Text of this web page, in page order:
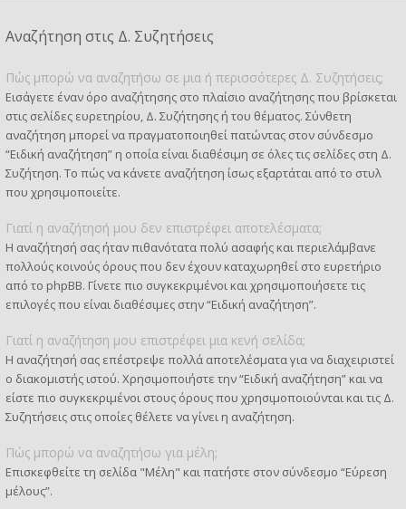
Αναζήτηση στις Δ. Συζητήσεις
Πώς μπορώ να αναζητήσω σε μια ή περισσότερες Δ. Συζητήσεις;
Εισάγετε έναν όρο αναζήτησης στο πλαίσιο αναζήτησης που βρίσκεται
στις σελίδες ευρετηρίου, Δ. Συζήτησης ή του θέματος. Σύνθετη
αναζήτηση μπορεί να πραγματοποιηθεί πατώντας στον σύνδεσμο
“Ειδική αναζήτηση” η οποία είναι διαθέσιμη σε όλες τις σελίδες στη Δ.
Συζήτηση. Το πώς να κάνετε αναζήτηση ίσως εξαρτάται από το στυλ
που χρησιμοποιείτε.
Γιατί η αναζήτησή μου δεν επιστρέφει αποτελέσματα;
Η αναζήτησή σας ήταν πιθανότατα πολύ ασαφής και περιελάμβανε
πολλούς κοινούς όρους που δεν έχουν καταχωρηθεί στο ευρετήριο
από το phpBB. Γίνετε πιο συγκεκριμένοι και χρησιμοποιήσετε τις
επιλογές που είναι διαθέσιμες στην “Ειδική αναζήτηση”.
Γιατί η αναζήτηση μου επιστρέφει μια κενή σελίδα;
Η αναζήτησή σας επέστρεψε πολλά αποτελέσματα για να διαχειριστεί
ο διακομιστής ιστού. Χρησιμοποιήστε την “Ειδική αναζήτηση” και να
είστε πιο συγκεκριμένοι στους όρους που χρησιμοποιούνται και τις Δ.
Συζητήσεις στις οποίες θέλετε να γίνει η αναζήτηση.
Πώς μπορώ να αναζητήσω για μέλη;
Επισκεφθείτε τη σελίδα "Μέλη" και πατήστε στον σύνδεσμο “Εύρεση
μέλους”.